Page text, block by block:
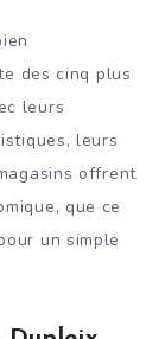
des cinq plus
leurs
leurs
offrent
que ce
un simple